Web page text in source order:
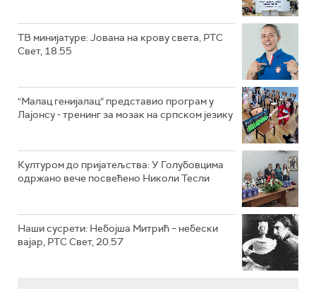
ТВ минијатуре: Јована на крову света, РТС
Свет, 18.55
"Малац генијалац“ представио програм у
Лајонсу - тренинг за мозак на српском језику
Културом до пријатељства: У Голубовцима
одржано вече посвећено Николи Тесли
Наши сусрети: Небојша Митрић – небески
вајар, РТС Свет, 20.57